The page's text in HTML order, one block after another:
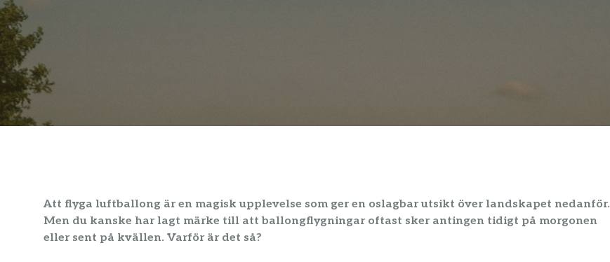
Att flyga luftballong är en magisk upplevelse som ger en oslagbar utsikt över landskapet nedanför.
Men du kanske har lagt märke till att ballongflygningar oftast sker antingen tidigt på morgonen
eller sent på kvällen. Varför är det så?